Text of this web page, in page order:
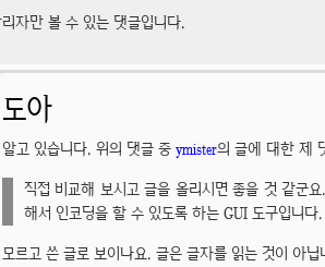
자만 볼 수 있는 댓글입니다.
도아
알고 있습니다. 위의 댓글 중 ymister의 글에 대한 제
직접 비교해 보시고 글을 올리시면 좋을 것 같군
해서 인코딩을 할 수 있도록 하는 GUI 도구입니다.
모르고 쓴 글로 보이나요. 글은 글자를 읽는 것이 아